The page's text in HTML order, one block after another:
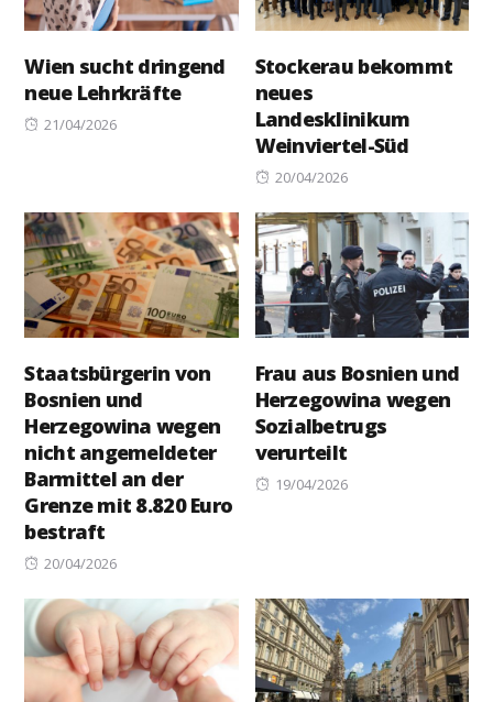
Wien sucht dringend
neue Lehrkräfte
Posted
21/04/2026
Stockerau bekommt
neues
Landesklinikum
Weinviertel-Süd
Posted
20/04/2026
Staatsbürgerin von
Bosnien und
Herzegowina wegen
nicht angemeldeter
Barmittel an der
Grenze mit 8.820 Euro
bestraft
Posted
20/04/2026
Frau aus Bosnien und
Herzegowina wegen
Sozialbetrugs
verurteilt
Posted
19/04/2026